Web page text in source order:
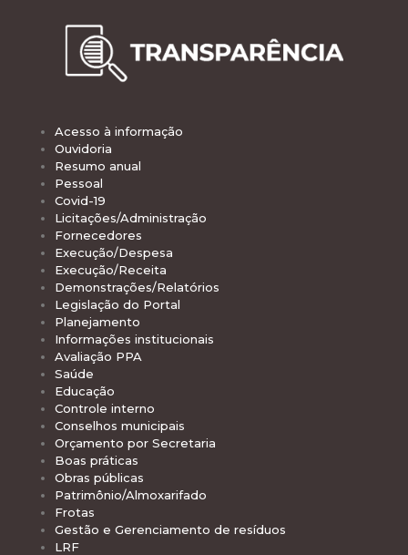
Acesso à informação
Ouvidoria
Resumo anual
Pessoal
Covid-19
Licitações/Administração
Fornecedores
Execução/Despesa
Execução/Receita
Demonstrações/Relatórios
Legislação do Portal
Planejamento
Informações institucionais
Avaliação PPA
Saúde
Educação
Controle interno
Conselhos municipais
Orçamento por Secretaria
Boas práticas
Obras públicas
Patrimônio/Almoxarifado
Frotas
Gestão e Gerenciamento de resíduos
LRF